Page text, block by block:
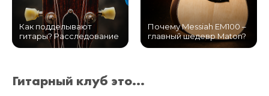
Как подделывают
гитары? Расследование
Почему Messiah EM100 –
главный шедевр Maton?
Гитарный клуб это...